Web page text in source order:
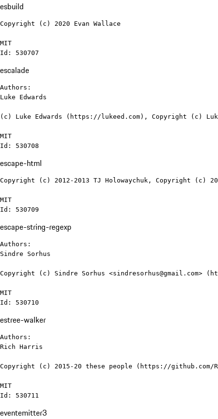
esbuild
Copyright (c) 2020 Evan Wallace
MIT
Id: 530707
escalade
Authors:
Luke Edwards
(c) Luke Edwards (https://lukeed.com), Copyright (c) Luke
MIT
Id: 530708
escape-html
Copyright (c) 2012-2013 TJ Holowaychuk, Copyright (c)
MIT
Id: 530709
escape-string-regexp
Authors:
Sindre Sorhus
Copyright (c) Sindre Sorhus <sindresorhus@gmail.com>
MIT
Id: 530710
estree-walker
Authors:
Rich Harris
Copyright (c) 2015-20 these people (https://
MIT
Id: 530711
eventemitter3